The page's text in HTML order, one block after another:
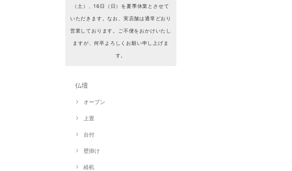
（土）、16日（日）を夏季休業とさせて
いただきます。なお、実店舗は通常どおり
営業しております。ご不便をおかけいたし
ますが、何卒よろしくお願い申し上げま
す。
仏壇
オープン
上置
台付
壁掛け
経机